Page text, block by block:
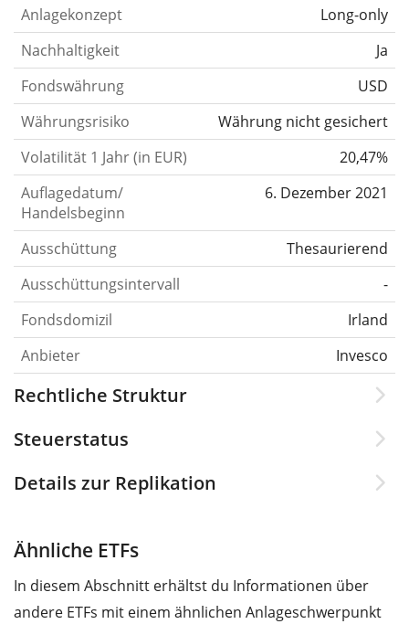
Anlagekonzept
Long-only
Nachhaltigkeit
Ja
Fondswährung
USD
Währungsrisiko
Währung nicht gesichert
Volatilität 1 Jahr (in EUR)
20,47%
Auflagedatum/
Handelsbeginn
6. Dezember 2021
Ausschüttung
Thesaurierend
Ausschüttungsintervall
-
Fondsdomizil
Irland
Anbieter
Invesco
Rechtliche Struktur
Steuerstatus
Details zur Replikation
Ähnliche ETFs
In diesem Abschnitt erhältst du Informationen über
andere ETFs mit einem ähnlichen Anlageschwerpunkt